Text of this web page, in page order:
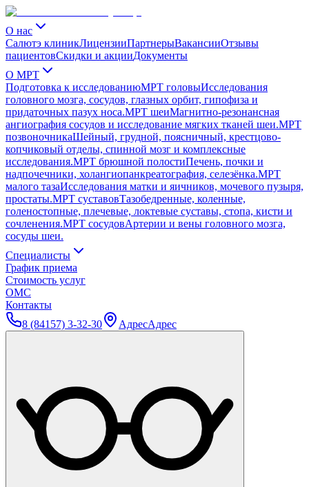
О нас
Салютэ клиникЛицензииПартнерыВакансииОтзывы
пациентовСкидки и акцииДокументы
О МРТ
Подготовка к исследованиюМРТ головыИсследования
головного мозга, сосудов, глазных орбит, гипофиза и
придаточных пазух носа.МРТ шеиМагнитно-резонансная
ангиография сосудов и исследование мягких тканей шеи.МРТ
позвоночникаШейный, грудной, поясничный, крестцово-
копчиковый отделы, спинной мозг и комплексные
исследования.МРТ брюшной полостиПечень, почки и
надпочечники, холангиопанкреатография, селезёнка.МРТ
малого тазаИсследования матки и яичников, мочевого пузыря,
простаты.МРТ суставовТазобедренные, коленные,
голеностопные, плечевые, локтевые суставы, стопа, кисти и
сочленения.МРТ сосудовАртерии и вены головного мозга,
сосуды шеи.
Специалисты
График приема
Стоимость услуг
ОМС
Контакты
8 (84157) 3-32-30
АдресАдрес